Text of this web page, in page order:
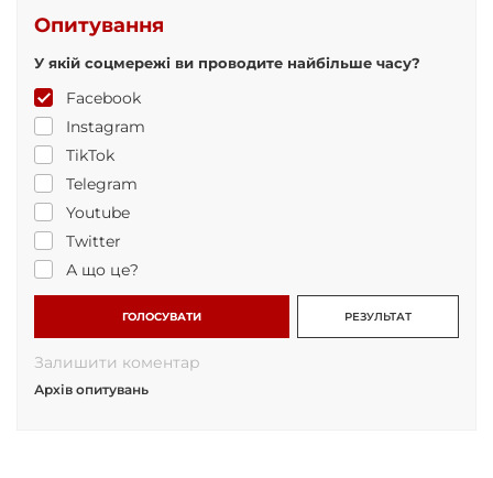
Опитування
У якій соцмережі ви проводите найбільше часу?
Facebook
Instagram
TikTok
Telegram
Youtube
Twitter
А що це?
ГОЛОСУВАТИ РЕЗУЛЬТАТ
Залишити коментар
Архів опитувань